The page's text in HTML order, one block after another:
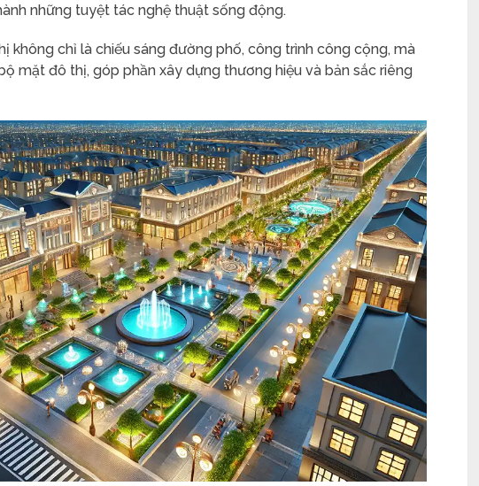
những tuyệt tác nghệ thuật sống động.
không chỉ là chiếu sáng đường phố, công trình công cộng, mà
mặt đô thị, góp phần xây dựng thương hiệu và bản sắc riêng